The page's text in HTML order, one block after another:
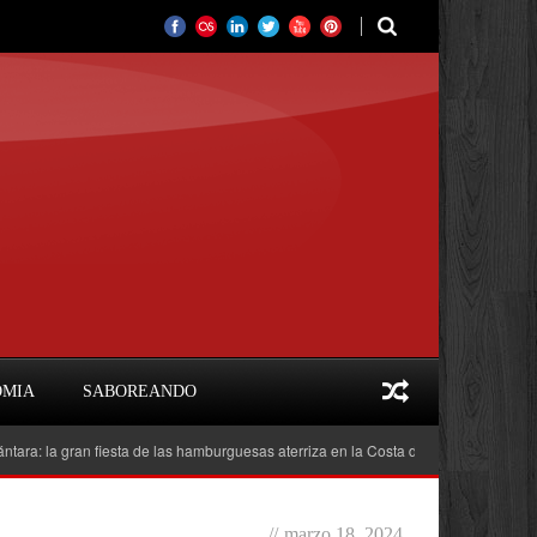
SABOREANDO
fiesta de las hamburguesas aterriza en la Costa del Sol